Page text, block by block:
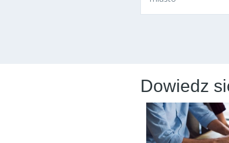
Dowiedz